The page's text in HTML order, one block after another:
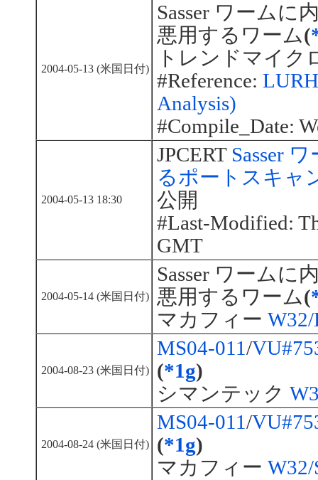
2004-05-13 (米国日付)
Sasser ワームに
悪用するワーム(
トレンドマイク
#Reference:
Analysis)
#Compile_Date:
2004-05-13 18:30
JPCERT Sasser
るポートスキャ
公開
#Last-Modified:
GMT
2004-05-14 (米国日付)
Sasser ワームに
悪用するワーム(
マカフィー W32/
2004-08-23 (米国日付)
MS04-011/
(*1g)
シマンテック
2004-08-24 (米国日付)
MS04-011/
(*1g)
マカフィー W32/